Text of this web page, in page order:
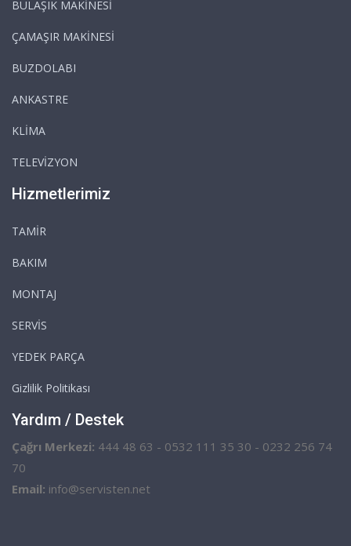
BULAŞIK MAKİNESİ
ÇAMAŞIR MAKİNESİ
BUZDOLABI
ANKASTRE
KLİMA
TELEVİZYON
Hizmetlerimiz
TAMİR
BAKIM
MONTAJ
SERVİS
YEDEK PARÇA
Gizlilik Politikası
Yardım / Destek
Çağrı Merkezi: 444 48 63 - 0532 111 35 30 - 0232 256 74
70
Email: info@servisten.net